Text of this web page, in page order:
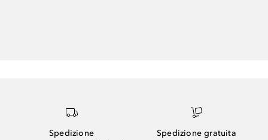
Spedizione
Spedizione gratuita